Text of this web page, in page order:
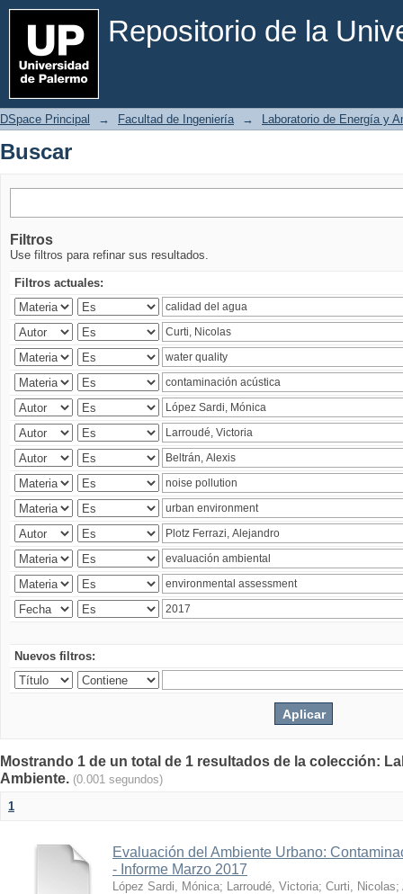
Repositorio de la
Buscar
DSpace Principal → Facultad de Ingeniería → Laboratorio de Energía y
Buscar
Filtros
Use filtros para refinar sus resultados.
Filtros actuales:
Nuevos filtros:
Mostrando 1 de un total de 1 resultados de la colección:
Ambiente. (0.001 segundos)
1
Evaluación del Ambiente Urbano:
- Informe Marzo 2017
López Sardi, Mónica; Larroudé, Victoria; Curti, Nicolas;